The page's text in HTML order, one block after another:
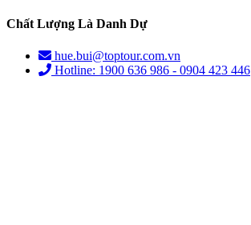
Chất Lượng Là Danh Dự
hue.bui@toptour.com.vn
Hotline: 1900 636 986 - 0904 423 446